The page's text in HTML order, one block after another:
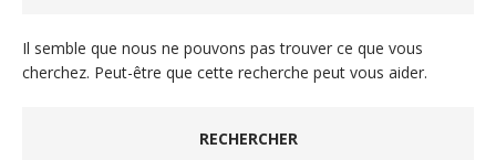
Il semble que nous ne pouvons pas trouver ce que vous
cherchez. Peut-être que cette recherche peut vous aider.
RECHERCHER